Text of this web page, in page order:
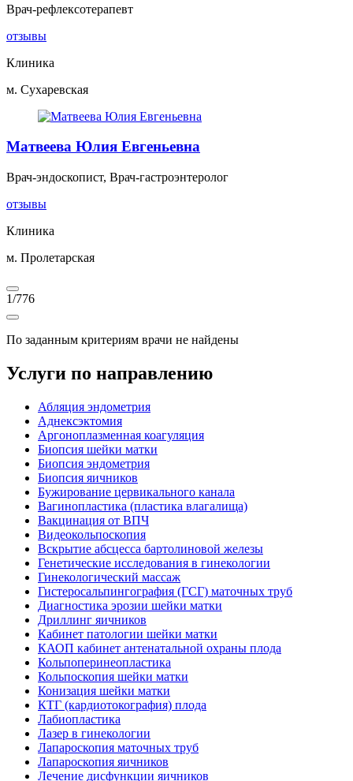
Врач-рефлексотерапевт
отзывы
Клиника
м. Сухаревская
Матвеева Юлия Евгеньевна
Врач-эндоскопист, Врач-гастроэнтеролог
отзывы
Клиника
м. Пролетарская
1/776
По заданным критериям врачи не найдены
Услуги по направлению
Абляция эндометрия
Аднексэктомия
Аргоноплазменная коагуляция
Биопсия шейки матки
Биопсия эндометрия
Биопсия яичников
Бужирование цервикального канала
Вагинопластика (пластика влагалища)
Вакцинация от ВПЧ
Видеокольпоскопия
Вскрытие абсцесса бартолиновой железы
Генетические исследования в гинекологии
Гинекологический массаж
Гистеросальпингография (ГСГ) маточных труб
Диагностика эрозии шейки матки
Дриллинг яичников
Кабинет патологии шейки матки
КАОП кабинет антенатальной охраны плода
Кольпоперинеопластика
Кольпоскопия шейки матки
Конизация шейки матки
КТГ (кардиотокография) плода
Лабиопластика
Лазер в гинекологии
Лапароскопия маточных труб
Лапароскопия яичников
Лечение дисфункции яичников